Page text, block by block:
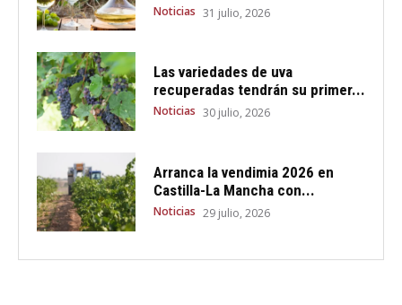
Noticias 31 julio, 2026
Las variedades de uva
recuperadas tendrán su primer...
Noticias 30 julio, 2026
Arranca la vendimia 2026 en
Castilla-La Mancha con...
Noticias 29 julio, 2026